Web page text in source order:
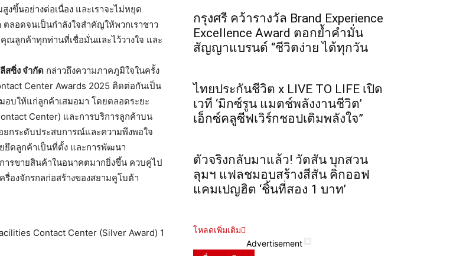
สูงขึ้นอย​่างต่​อเนื่​อง และเราจะไม่หยุด
ตลอดจนเป็นกำลังใจสำคัญให้พวกเราชาว
คุณลูกค้าทุกท่านที่เชื่อมั่นและไว้วางใจ และ
สซิ่ง จำกัด กล่าวถึงความภาคภูมิใจในครั้ง
Center Awards 2025 ติดต่อกันเป็น
มอ​บให้แ​ก่ลูก​ค้าเส​มอมา โดยตลอดระยะ
Center) และการบริการลูกค้าบน
ยกระดับประสบการณ์และความพึงพอใจ
ยึดลูกค้าเป็นที่ตั้ง และการพัฒนา
าร​ขายสิ​นค้าใ​นอนาค​ตมากย​ิ่งขึ​้น ควบคู่ไป
รื​่องจั​กรกลก​่อสร้​างของ​สยามค​ูโบต้​า
Contact Center (Silver Award) 1
กรุงศรี คว้ารางวัล Brand Experience
Excellence Award ตอกย้ำคำมั่น
สัญญาแบรนด์ “ชีวิตง่าย ได้ทุกวัน
ไทยประกันชีวิต x LIVE TO LIFE เปิด
เวที ‘มิกซ์รูน แมตช์พลังงานชีวิต’
เอ็กซ์คลูซีฟเวิร์กชอปเติมพลังใจ”
ตัวจริงกลับมาแล้ว! วัตสัน บุกสวน
ลุมฯ แฟลชมอบสร้างสีสัน คิกออฟ
แคมเปญฮิต ‘ชิ้นที่สอง 1 บาท’
โหลดเพิ่มเติม
Advertisement